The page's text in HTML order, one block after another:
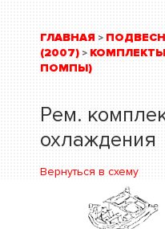
ГЛАВНАЯ >
(2007) >
ПОМПЫ)
Рем.
охлаждения
Вернуться в схему